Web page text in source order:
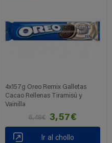
4x157g Oreo Remix Galletas
Cacao Rellenas Tiramisú y
Vainilla
6,48€
3,57€
Ir al chollo